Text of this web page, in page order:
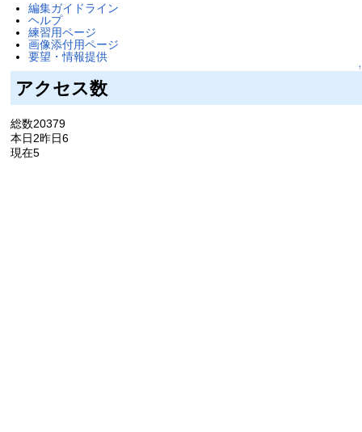
編集ガイドライン
ヘルプ
練習用ページ
画像添付用ページ
要望・情報提供
↑
アクセス数
総数20379
本日2昨日6
現在5